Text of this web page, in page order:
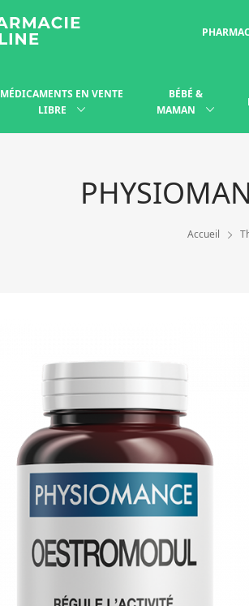
MÉDICAMENTS EN VENTE
LIBRE
BÉBÉ &
MAMAN
Accueil